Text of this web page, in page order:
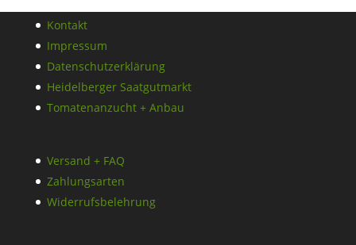
Kontakt
Impressum
Datenschutzerklärung
Heidelberger Saatgutmarkt
Tomatenanzucht + Anbau
Versand + FAQ
Zahlungsarten
Widerrufsbelehrung